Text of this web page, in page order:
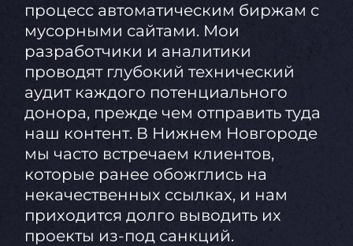
процесс автоматическим биржам с
мусорными сайтами. Мои
разработчики и аналитики
проводят глубокий технический
аудит каждого потенциального
донора, прежде чем отправить туда
наш контент. В Нижнем Новгороде
мы часто встречаем клиентов,
которые ранее обожглись на
некачественных ссылках, и нам
приходится долго выводить их
проекты из-под санкций.